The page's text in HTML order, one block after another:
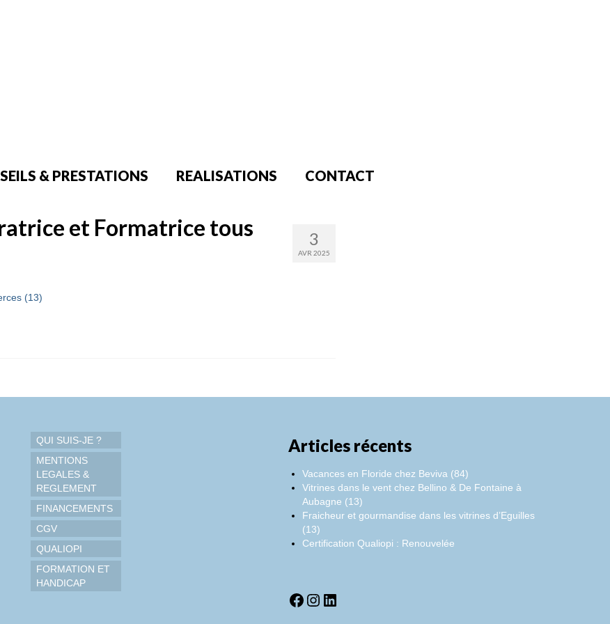
& PRESTATIONS REALISATIONS CONTACT
3
AVR 2025
et Formatrice tous
(13)
QUI SUIS-JE ?
MENTIONS
LEGALES &
REGLEMENT
FINANCEMENTS
CGV
QUALIOPI
FORMATION ET
HANDICAP
Articles récents
Vacances en Floride chez Beviva (84)
Vitrines dans le vent chez Bellino & De Fontaine à
Aubagne (13)
Fraicheur et gourmandise dans les vitrines d’Eguilles
(13)
Certification Qualiopi : Renouvelée
Facebook
Instagram
LinkedIn